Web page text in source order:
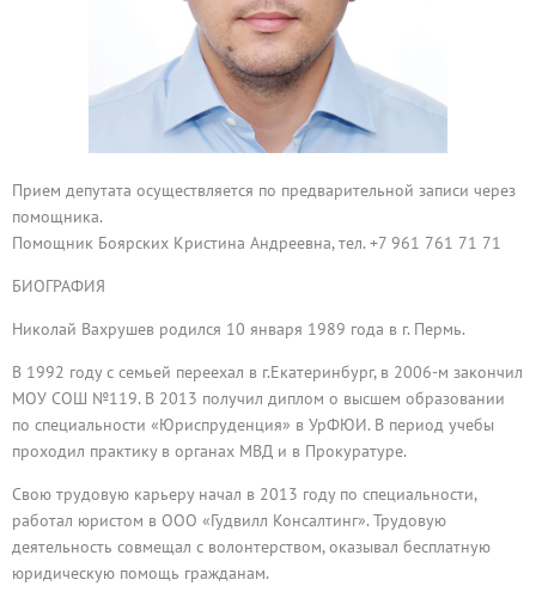
Прием депутата осуществляется по предварительной записи через
помощника.
Помощник Боярских Кристина Андреевна, тел. +7 961 761 71 71
БИОГРАФИЯ
Николай Вахрушев родился 10 января 1989 года в г. Пермь.
В 1992 году с семьей переехал в г.Екатеринбург, в 2006-м закончил
МОУ СОШ №119. В 2013 получил диплом о высшем образовании
по специальности «Юриспруденция» в УрФЮИ. В период учебы
проходил практику в органах МВД и в Прокуратуре.
Свою трудовую карьеру начал в 2013 году по специальности,
работал юристом в ООО «Гудвилл Консалтинг». Трудовую
деятельность совмещал с волонтерством, оказывал бесплатную
юридическую помощь гражданам.